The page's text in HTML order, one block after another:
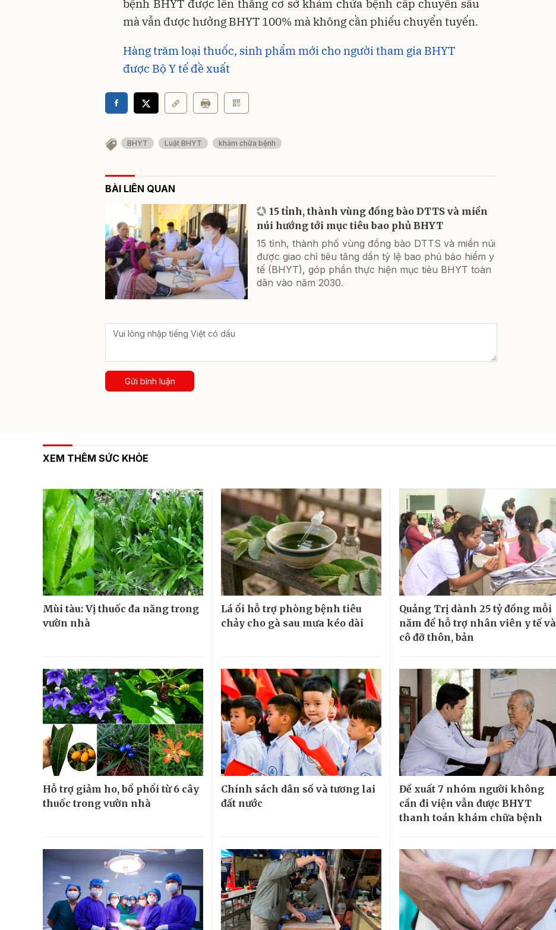
bệnh BHYT được lên thẳng cơ sở khám chữa bệnh cấp chuyên sâu
mà vẫn được hưởng BHYT 100% mà không cần phiếu chuyển tuyến.
Hàng trăm loại thuốc, sinh phẩm mới cho người tham gia BHYT
được Bộ Y tế đề xuất
BHYT Luật BHYT khám chữa bệnh
BÀI LIÊN QUAN
15 tỉnh, thành vùng đồng bào DTTS và miền
núi hướng tới mục tiêu bao phủ BHYT
15 tỉnh, thành phố vùng đồng bào DTTS và miền núi
được giao chỉ tiêu tăng dần tỷ lệ bao phủ bảo hiểm y
tế (BHYT), góp phần thực hiện mục tiêu BHYT toàn
dân vào năm 2030.
Gửi bình luận
XEM THÊM SỨC KHỎE
Mùi tàu: Vị thuốc đa năng trong
vườn nhà
Lá ổi hỗ trợ phòng bệnh tiêu
chảy cho gà sau mưa kéo dài
Quảng Trị dành 25 tỷ đồng mỗi
năm để hỗ trợ nhân viên y tế và
cô đỡ thôn, bản
Hỗ trợ giảm ho, bổ phổi từ 6 cây
thuốc trong vườn nhà
Chính sách dân số và tương lai
đất nước
Đề xuất 7 nhóm người không
cần đi viện vẫn được BHYT
thanh toán khám chữa bệnh